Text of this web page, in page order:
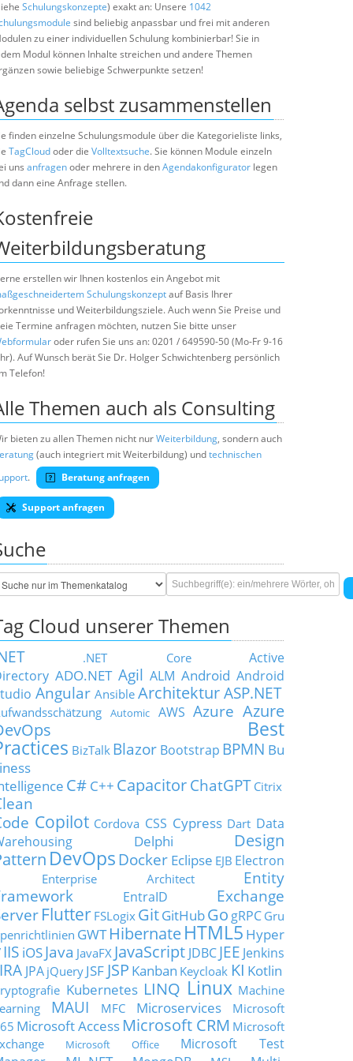
Schulungskonzepte) exakt an: Unsere 1042
sind beliebig anpassbar und frei mit anderen
zu einer individuellen Schulung kombinierbar! Sie in
Modul können Inhalte streichen und andere Themen
sowie beliebige Schwerpunkte setzen!
selbst zusammenstellen
finden einzelne Schulungsmodule über die Kategorieliste links,
TagCloudoder die Volltextsuche. Sie können Module einzeln
uns anfragenoder mehrere in denAgendakonfigurator legen
dann eine Anfrage stellen.
erstellen wir Ihnen kostenlos ein Angebot mit
Schulungskonzeptauf Basis Ihrer
und Weiterbildungsziele. Auch wenn Sie Preise und
Termine anfragen möchten, nutzen Sie bitte unser
oder rufen Sie uns an: 0201 / 649590-50 (Mo-Fr 9-16
Auf Wunsch berät Sie Dr. Holger Schwichtenberg persönlich
Telefon!
Themen auch als Consulting
bieten zu allen Themen nicht nurWeiterbildung, sondern auch
(auch integriert mit Weiterbildung) undtechnischen
. Beratung anfragen
Support anfragen
Cloud unserer Themen
.NET Core
Active
ADO.NET Agil ALM Android Android
Angular Ansible Architektur ASP.NET
Automic AWS Azure Azure
Best
BizTalk Blazor Bootstrap BPMN Bu
C# C++ Capacitor ChatGPT Citrix
Copilot Cordova CSS Cypress Dart Data
Delphi
Design
DevOps Docker Eclipse EJB Electron
Enterprise Architect
Entity
EntraID
Exchange
Flutter FSLogix GitGitHubGo gRPC Gru
GWT HibernateHTML5 Hyper
IIS iOSJava JavaFX JavaScript JDBC JEE Jenkins
JPA jQuery JSF JSP Kanban Keycloak KI Kotlin
Kubernetes LINQ Linux Machine
MAUI MFC Microservices
Microsoft
Microsoft Access Microsoft CRM Microsoft
Microsoft Office
Microsoft Test